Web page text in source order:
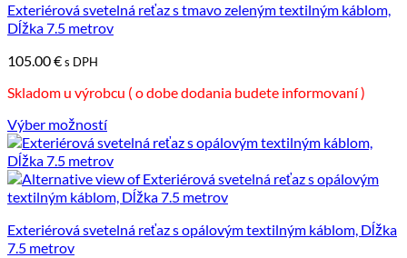
Exteriérová svetelná reťaz s tmavo zeleným textilným káblom,
Dĺžka 7.5 metrov
105.00€s DPH
Skladom u výrobcu ( o dobe dodania budete informovaní )
Výber možností
Tento
produkt
má
viacero
variantov.
Možnosti
si
Exteriérová svetelná reťaz s opálovým textilným káblom, Dĺžka
7.5 metrov